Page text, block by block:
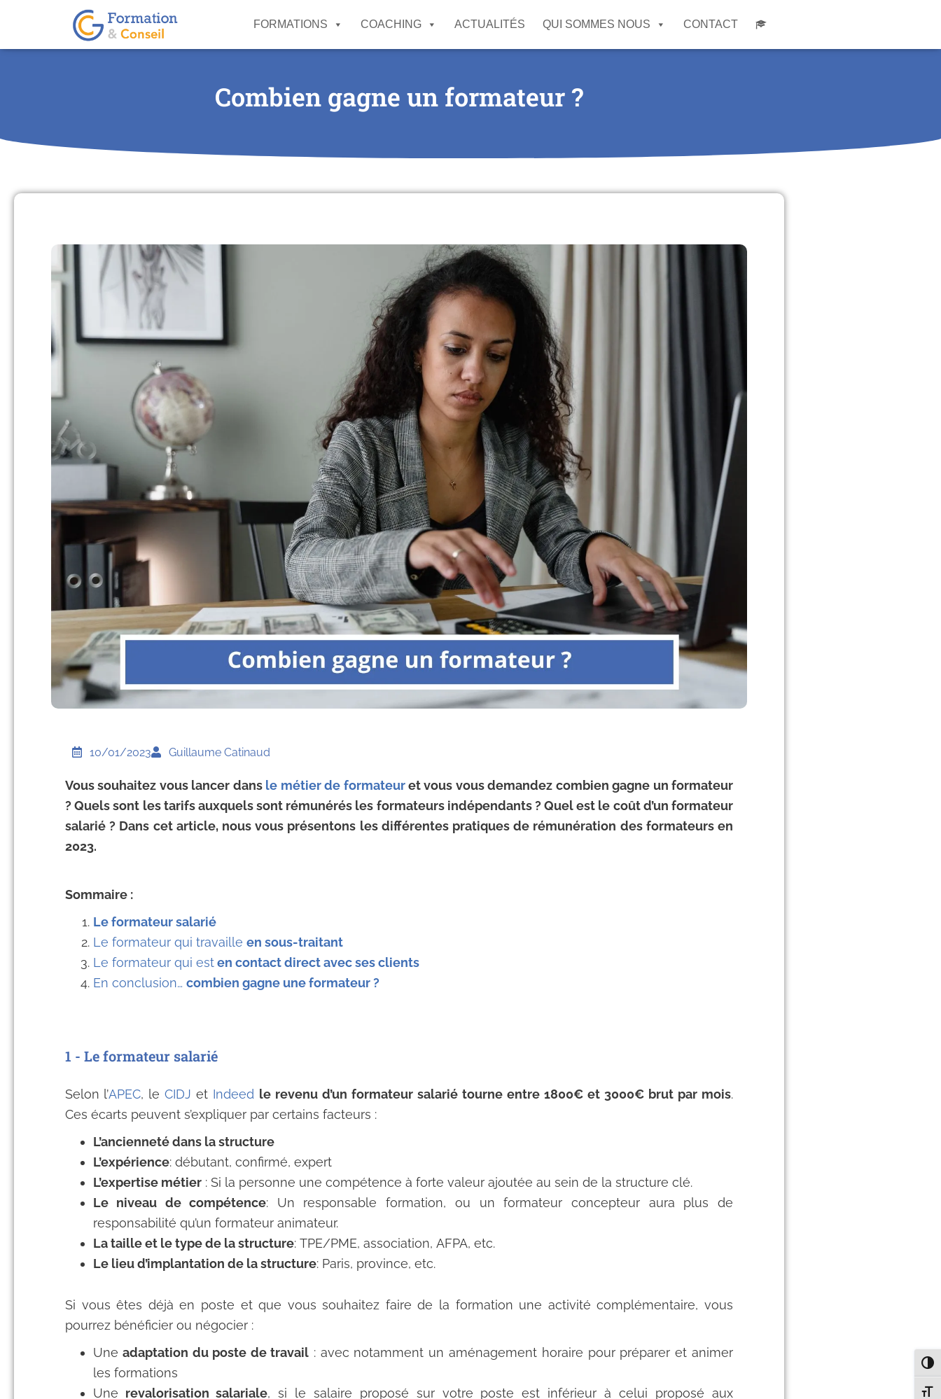
FORMATIONS COACHING ACTUALITÉS QUI SOMMES NOUS CONTACT
Combien gagne un formateur ?
10/01/2023 Guillaume Catinaud
Vous souhaitez vous lancer dansle métier de formateuret vous vous demandez combien gagne un formateur
? Quels sont les tarifs auxquels sont rémunérés les formateurs indépendants ? Quel est le coût d’un formateur
salarié ? Dans cet article, nous vous présentons les différentes pratiques de rémunération des formateurs en
2023.
Sommaire :
Le formateur salarié
Le formateur qui travaille en sous-traitant
Le formateur qui esten contact direct avec ses clients
En conclusion… combien gagne une formateur ?
1 - Le formateur salarié
Selon l’APEC, le CIDJ et Indeed le revenu d’un formateur salarié tourne entre 1800€ et 3000€ brut par mois.
Ces écarts peuvent s’expliquer par certains facteurs :
L’ancienneté dans la structure
L’expérience: débutant, confirmé, expert
L’expertise métier : Si la personne une compétence à forte valeur ajoutée au sein de la structure clé.
Le niveau de compétence: Un responsable formation, ou un formateur concepteur aura plus de
responsabilité qu’un formateur animateur.
La taille et le type de la structure: TPE/PME, association, AFPA, etc.
Le lieu d’implantation de la structure: Paris, province, etc.
Si vous êtes déjà en poste et que vous souhaitez faire de la formation une activité complémentaire, vous
pourrez bénéficier ou négocier :
Une adaptation du poste de travail : avec notamment un aménagement horaire pour préparer et animer
les formations
Une revalorisation salariale, si le salaire proposé sur votre poste est inférieur à celui proposé aux